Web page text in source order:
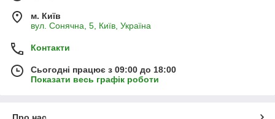
м. Київ
вул. Сонячна, 5, Київ, Україна
Контакти
Сьогодні працює з 09:00 до 18:00
Показати весь графік роботи